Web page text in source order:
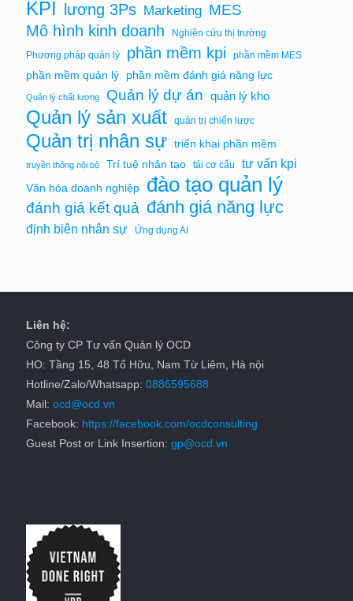
KPI lương 3Ps Marketing MES
Mô hình kinh doanh
Nghiên cứu thị trường
Phương pháp quản lý
phần mềm kpi phần mềm MES
phần mềm quản lý phần mềm đánh giá năng lực
Quản lý chất lượng Quản lý dự án quản lý kho
Quản lý sản xuất quản trị chiến lược
Quản trị nhân sự triển khai phần mềm
truyền thông nội bộ Trí tuệ nhân tạo tái cơ cấu tư vấn kpi
Văn hóa doanh nghiệp đào tạo quản lý
đánh giá kết quả đánh giá năng lực
định biên nhân sự Ứng dụng AI
Liên hệ:
Công ty CP Tư vấn Quản lý OCD
HO: Tầng 15, 48 Tố Hữu, Nam Từ Liêm, Hà nội
Hotline/Zalo/Whatsapp: 0886595688
Mail: ocd@ocd.vn
Facebook: https://facebook.com/ocdconsulting
Guest Post or Link Insertion: gp@ocd.vn